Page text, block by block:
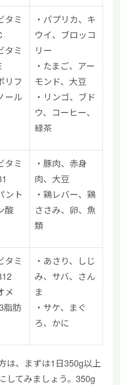
タミ
タミ
リフ
ール
パプリカ、キ
ウイ、ブロッコ
リー
たまご、アー
モンド、大豆
リンゴ、ブド
ウ、コーヒー、
緑茶
タミ
ント
酸
豚肉、赤身
肉、大豆
鶏レバー、鶏
ささみ、卵、魚
類
タミ
メ
脂肪
あさり、しじ
み、サバ、さん
ま
サケ、まぐ
ろ、かに
は、まずは1日350g以上
してみましょう。350g